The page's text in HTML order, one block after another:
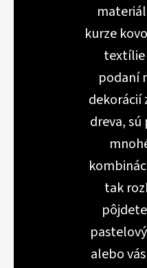
kurze
textílie
podaní
dekorácií
dreva,
tak
alebo